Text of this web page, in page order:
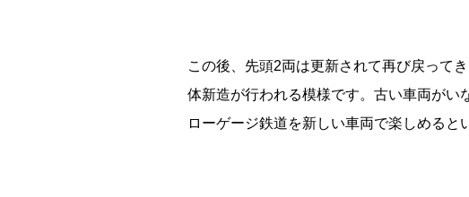
この後、先頭2両は更新されて再び戻って
体新造が行われる模様です。古い車両がい
ローゲージ鉄道を新しい車両で楽しめると